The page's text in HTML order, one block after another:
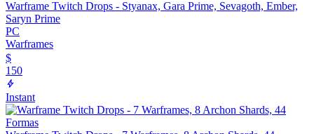
Warframe Twitch Drops - Styanax, Gara Prime, Sevagoth, Ember,
Saryn Prime
PC
Warframes
$
150
Instant